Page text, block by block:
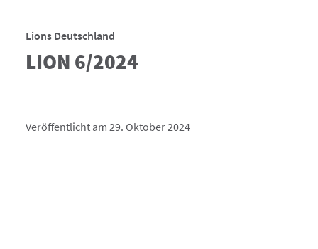
Lions Deutschland
LION 6/2024
Veröffentlicht am 29. Oktober 2024